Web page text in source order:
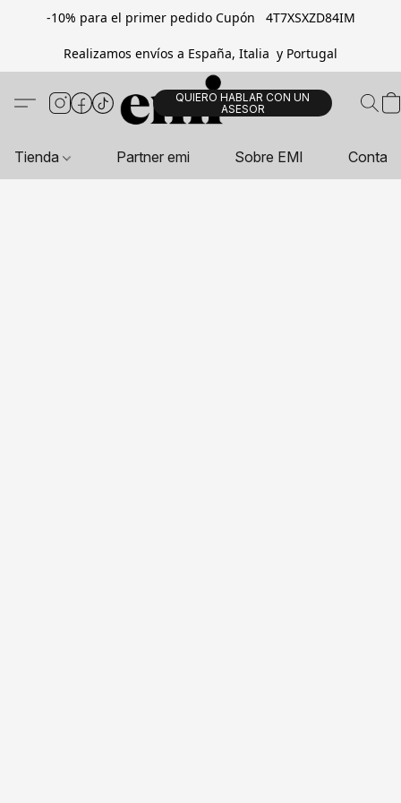
-10% para el primer pedido Cupón 4T7XSXZD84IM
Realizamos envíos a España, Italia y Portugal
QUIERO HABLAR CON UN
ASESOR
Tienda Partner emi Sobre EMI